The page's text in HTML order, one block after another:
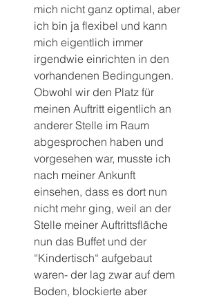
mich nicht ganz optimal, aber
ich bin ja flexibel und kann
mich eigentlich immer
irgendwie einrichten in den
vorhandenen Bedingungen.
Obwohl wir den Platz für
meinen Auftritt eigentlich an
anderer Stelle im Raum
abgesprochen haben und
vorgesehen war, musste ich
nach meiner Ankunft
einsehen, dass es dort nun
nicht mehr ging, weil an der
Stelle meiner Auftrittsfläche
nun das Buffet und der
“Kindertisch“ aufgebaut
waren- der lag zwar auf dem
Boden, blockierte aber